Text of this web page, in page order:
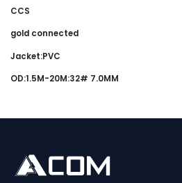
CCS
gold connected
Jacket:PVC
OD:1.5M-20M:32# 7.0MM